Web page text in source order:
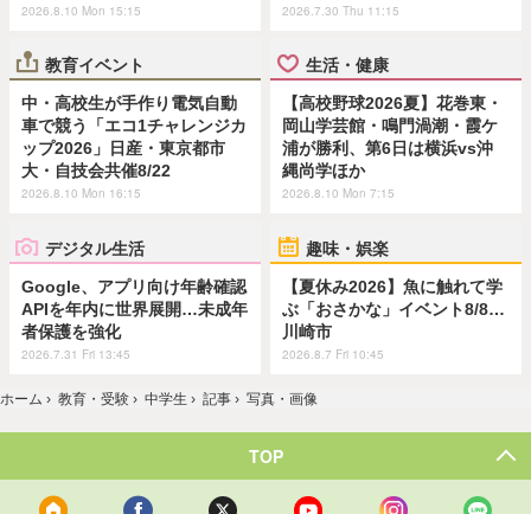
2026.8.10 Mon 15:15 2026.7.30 Thu 11:15
教育イベント
中・高校生が手作り電気自動
車で競う「エコ1チャレンジカ
ップ2026」日産・東京都市
大・自技会共催8/22
2026.8.10 Mon 16:15
生活・健康
【高校野球2026夏】花巻東・
岡山学芸館・鳴門渦潮・霞ケ
浦が勝利、第6日は横浜vs沖
縄尚学ほか
2026.8.10 Mon 7:15
デジタル生活
Google、アプリ向け年齢確認
APIを年内に世界展開…未成年
者保護を強化
2026.7.31 Fri 13:45
趣味・娯楽
【夏休み2026】魚に触れて学
ぶ「おさかな」イベント8/8…
川崎市
2026.8.7 Fri 10:45
ホーム › 教育・受験 › 中学生 › 記事 › 写真・画像
TOP